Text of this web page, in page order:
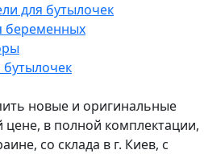
для бутылочек
беременных
новые и оригинальные
в полной комплектации,
со склада в г. Киев, с